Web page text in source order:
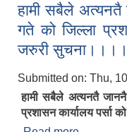
गएर भिजिट
हामी सबैले
गते को जिल्ला
जरुरी
Submitted on: Thu,
हामी सबैले अत्यनतै
प्रशासन कार्यालय पर्सा